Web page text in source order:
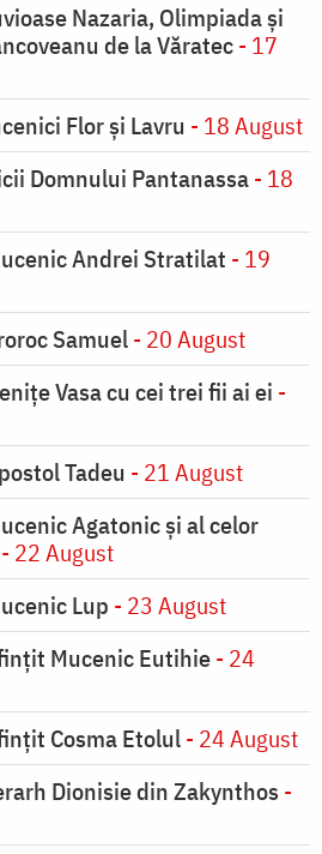
Nazaria, Olimpiada și
de la Văratec- 17
Flor şi Lavru - 18 August
Domnului Pantanassa- 18
Andrei Stratilat - 19
Samuel- 20 August
Vasa cu cei trei fii ai ei -
Tadeu - 21 August
Agatonic şi al celor
- 22 August
Lup - 23 August
Mucenic Eutihie- 24
Cosma Etolul- 24 August
Dionisie din Zakynthos -